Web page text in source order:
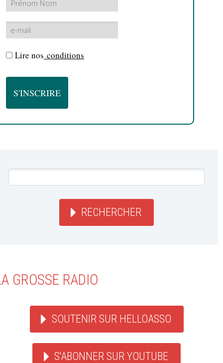
Lire nos conditions
RECHERCHER
GROSSE RADIO
SOUTENIR SUR HELLOASSO
S'ABONNER SUR YOUTUBE